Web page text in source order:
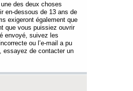
des deux choses
en-dessous de 13 ans de
exigeront également que
que vous puissiez ouvrir
envoyé, suivez les
ou l’e-mail a pu
essayez de contacter un